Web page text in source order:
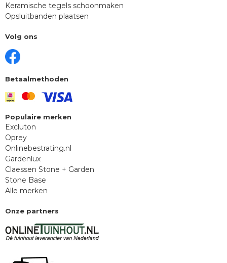
Keramische tegels schoonmaken
Opsluitbanden plaatsen
Volg ons
Betaalmethoden
Populaire merken
Excluton
Oprey
Onlinebestrating.nl
Gardenlux
Claessen Stone + Garden
Stone Base
Alle merken
Onze partners